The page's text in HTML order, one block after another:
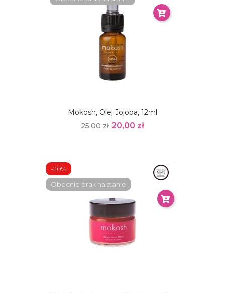
Mokosh, Olej Jojoba, 12ml
25,00 zł 20,00 zł
-20%
Obecnie brak na stanie